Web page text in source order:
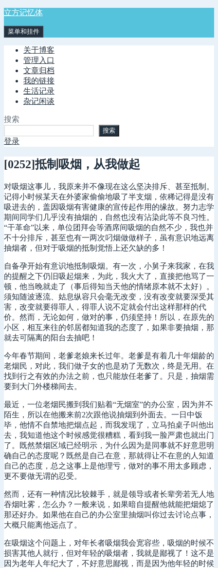
跳
内
立方记忆体
菜单和挂件
关于博客
管理入口
文章归档
我的链接
生活记录
杂记闲谈
搜索
搜索
登录
[0252]抵制吸烟，从我做起
对吸烟这事儿，我原来并不像现在这么坚决排斥、甚至抵制。
记得小时候某天在外婆家偷偷地吸了半支烟，依稀记得是没有
吸进去的，盖因吸烟有害健康的宣传起作用的缘故。努力志学
期间同学们几乎没有抽烟的，自然也没有沾染此等不良习性。
“干革命”以来，单位团拜会等酒席间吸烟的自然不少，我也并
不十分排斥，甚至也有一两次叼烟做做样子，虽有意识地远离
抽烟者，但对于吸烟的抵制觉悟上还欠缺的多！
自备孕开始有意识地抵制吸烟。有一次，小舅子来我家，在我
的提醒之下仍旧吸起烟来，为此，我火大了，直接把他骂了一
顿，他当晚就走了（事后得知当天他的情绪原本就不太好）。
须知随波逐流、姑息纵容只会毫无改变，没有改变就要深受其
害，改变就要得罪人，得罪人说不定就会付出这样那样的代
价。然而，无论如何，做对的事，仍须坚持！所以，在原先的
小区，相互来往的邻居都知道我的态度了，如果非要抽烟，那
就去可隔离的阳台去抽吧！
今年春节期间，老爹老娘来长过年。老爹是有着几十年烟龄的
老烟民，对此，我们做子女的也是劝了无数次，终是无用。在
找到行之有效的办法之前，也只能放任老爹了。只是，抽烟需
要到大门外楼梯间去。
最近，一位老烟民搬到我们贴着“无烟室”的办公室，因为并不
陌生，所以在他搬来前2次跟他说抽烟到外面去。一日中饭
毕，他情不自禁地把烟点起，而我发现了，立马拍桌子叫他出
去，我知道他这个时候感觉很糟糕，看到我一脸严肃也就出门
了。既然禁烟区域已经明示，为什么因为是同事就不好意思明
确自己的态度呢？既然是自己在意，那就得让不在意的人知道
自己的态度，总之这事上是他理亏，做对的事不用太多顾虑，
更不要做无谓的忍受。
然而，还有一种情况比较棘手，就是领导或者长辈旁若无人地
吞烟吐雾，怎么办？一般来说，如果暗自提醒他就能把烟熄了
那还好办。如果他在自己的办公室里抽烟叫你过去讨论点事，
大概只能离他远点了。
在吸烟这个问题上，对年长者吸烟我会宽容些，吸烟的时候不
损害其他人就行，但对年轻的吸烟者，我就是鄙视了！这不是
因为老年人年纪大了，不好意思鄙视，而是因为他年轻的时候